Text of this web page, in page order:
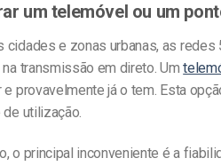
um telemóvel ou um
cidades e zonas urbanas, as
transmissão em direto. Um
e provavelmente já o tem. Esta
utilização.
o principal inconveniente é a